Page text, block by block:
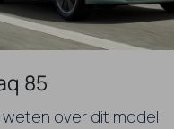
85
over dit model